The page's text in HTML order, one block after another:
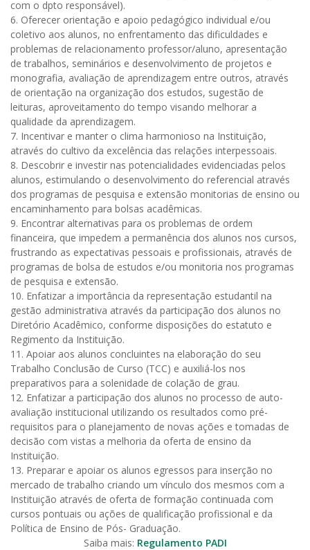
com o dpto responsável).
6. Oferecer orientação e apoio pedagógico individual e/ou
coletivo aos alunos, no enfrentamento das dificuldades e
problemas de relacionamento professor/aluno, apresentação
de trabalhos, seminários e desenvolvimento de projetos e
monografia, avaliação de aprendizagem entre outros, através
de orientação na organização dos estudos, sugestão de
leituras, aproveitamento do tempo visando melhorar a
qualidade da aprendizagem.
7. Incentivar e manter o clima harmonioso na Instituição,
através do cultivo da excelência das relações interpessoais.
8. Descobrir e investir nas potencialidades evidenciadas pelos
alunos, estimulando o desenvolvimento do referencial através
dos programas de pesquisa e extensão monitorias de ensino ou
encaminhamento para bolsas acadêmicas.
9. Encontrar alternativas para os problemas de ordem
financeira, que impedem a permanência dos alunos nos cursos,
frustrando as expectativas pessoais e profissionais, através de
programas de bolsa de estudos e/ou monitoria nos programas
de pesquisa e extensão.
10. Enfatizar a importância da representação estudantil na
gestão administrativa através da participação dos alunos no
Diretório Acadêmico, conforme disposições do estatuto e
Regimento da Instituição.
11. Apoiar aos alunos concluintes na elaboração do seu
Trabalho Conclusão de Curso (TCC) e auxiliá-los nos
preparativos para a solenidade de colação de grau.
12. Enfatizar a participação dos alunos no processo de auto-
avaliação institucional utilizando os resultados como pré-
requisitos para o planejamento de novas ações e tomadas de
decisão com vistas a melhoria da oferta de ensino da
Instituição.
13. Preparar e apoiar os alunos egressos para inserção no
mercado de trabalho criando um vínculo dos mesmos com a
Instituição através de oferta de formação continuada com
cursos pontuais ou ações de qualificação profissional e da
Política de Ensino de Pós- Graduação.
Saiba mais: Regulamento PADI